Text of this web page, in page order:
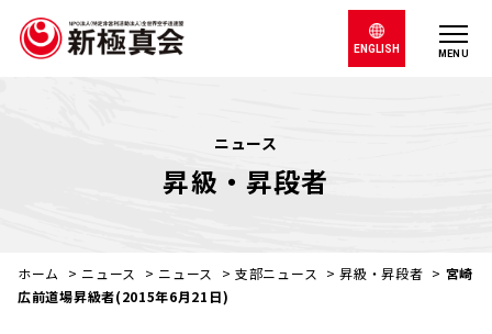
MENU
ENGLISH
ニュース
昇級・昇段者
ホーム > ニュース > ニュース >支部ニュース >昇級・昇段者 > 宮崎
広前道場昇級者(2015年6月21日)